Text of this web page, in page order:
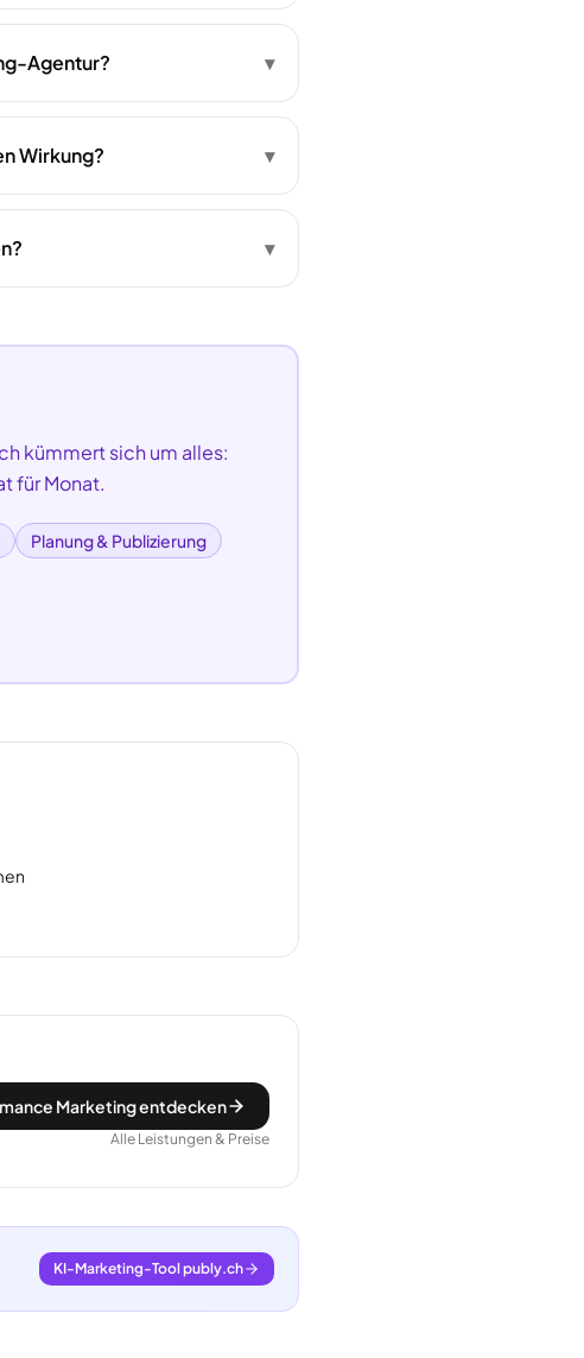
Agentur? ▾
Wirkung? ▾
▾
kümmert sich um alles:
für Monat.
Planung & Publizierung
Marketing entdecken
Alle Leistungen & Preise
KI-Marketing-Tool publy.ch